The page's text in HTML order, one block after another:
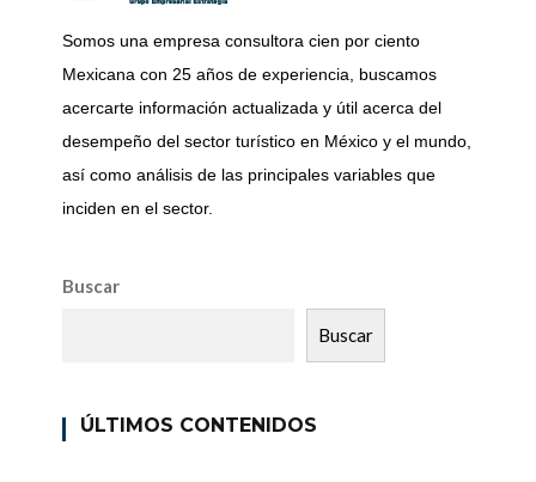
Somos una empresa consultora cien por ciento
Mexicana con 25 años de experiencia, buscamos
acercarte información actualizada y útil acerca del
desempeño del sector turístico en México y el mundo,
así como análisis de las principales variables que
inciden en el sector.
Buscar
Buscar
ÚLTIMOS CONTENIDOS